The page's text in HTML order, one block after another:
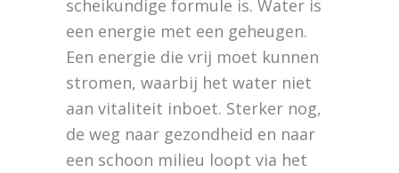
scheikundige formule is. Water is
een energie met een geheugen.
Een energie die vrij moet kunnen
stromen, waarbij het water niet
aan vitaliteit inboet. Sterker nog,
de weg naar gezondheid en naar
een schoon milieu loopt via het